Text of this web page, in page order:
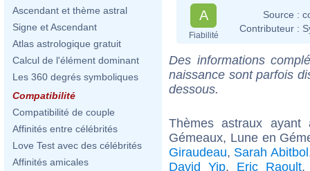
Ascendant et thème astral
Signe et Ascendant
Atlas astrologique gratuit
Calcul de l'élément dominant
Les 360 degrés symboliques
Compatibilité
Compatibilité de couple
Affinités entre célébrités
Love Test avec des célébrités
Affinités amicales
A
Fiabilité
Source :
Contributeur :
Des informations
naissance sont parfois
dessous.
Thèmes astraux
Gémeaux, Lune en
Giraudeau, Sarah Abitbol
David Yip, Eric Raoult